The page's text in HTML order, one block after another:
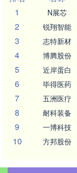
1
N展芯
2 锐翔智能
3 志特新材
4 博腾股份
5 近岸蛋白
6 毕得医药
7 五洲医疗
8 耐科装备
9 一博科技
10 方邦股份